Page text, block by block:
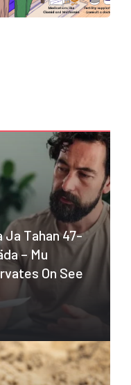
Ja Tahan 47-
– Mu
On See